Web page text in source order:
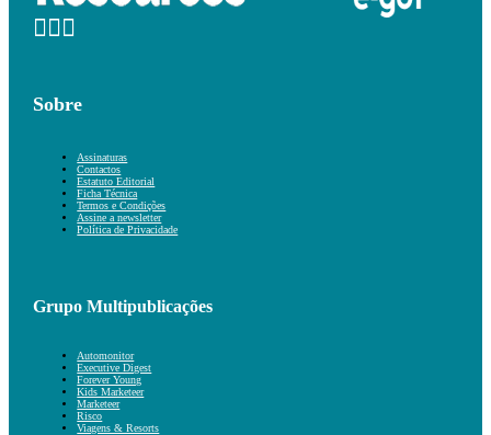
Sobre
Assinaturas
Contactos
Estatuto Editorial
Ficha Técnica
Termos e Condições
Assine a newsletter
Política de Privacidade
Grupo Multipublicações
Automonitor
Executive Digest
Forever Young
Kids Marketeer
Marketeer
Risco
Viagens & Resorts